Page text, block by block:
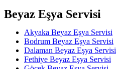
Beyaz Eşya Servisi
Akyaka Beyaz Eşya Servisi
Bodrum Beyaz Eşya Servisi
Dalaman Beyaz Eşya Servisi
Fethiye Beyaz Eşya Servisi